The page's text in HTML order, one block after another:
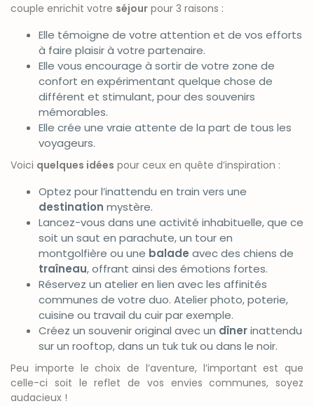
couple enrichit votre séjour pour 3 raisons :
Elle témoigne de votre attention et de vos efforts
à faire plaisir à votre partenaire.
Elle vous encourage à sortir de votre zone de
confort en expérimentant quelque chose de
différent et stimulant, pour des souvenirs
mémorables.
Elle crée une vraie attente de la part de tous les
voyageurs.
Voici quelques idées pour ceux en quête d’inspiration :
Optez pour l’inattendu en train vers une
destination mystère.
Lancez-vous dans une activité inhabituelle, que ce
soit un saut en parachute, un tour en
montgolfière ou une balade avec des chiens de
traîneau, offrant ainsi des émotions fortes.
Réservez un atelier en lien avec les affinités
communes de votre duo. Atelier photo, poterie,
cuisine ou travail du cuir par exemple.
Créez un souvenir original avec un dînerinattendu
sur un rooftop, dans un tuk tuk ou dans le noir.
Peu importe le choix de l’aventure, l’important est que
celle-ci soit le reflet de vos envies communes, soyez
audacieux !